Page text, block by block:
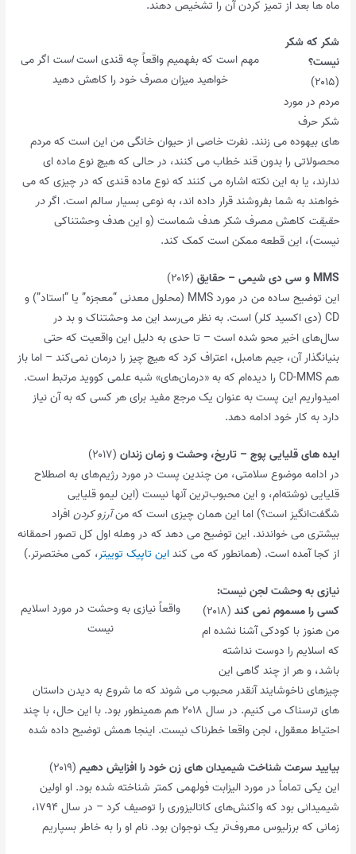
ماه ها بعد از تمیز کردن آن را تشخیص دهند.
مهم است که بفهمیم واقعاً چه قندی استاست اگر می
خواهید میزان مصرف خود را کاهش دهید
شکر که شکر
نیست؟
(۲۰۱۵)
مردم در مورد
شکر حرف
های بیهوده می زنند. نفرت خاصی از حیوان خانگی من این است که مردم
محصولاتی را بدون قند خطاب می کنند، در حالی که هیچ نوع ماده ای
ندارند، یا به این نکته اشاره می کنند که نوع ماده قندی که در چیزی که می
خواهند به شما بفروشند قرار داده اند، به نوعی بسیار سالم است. اگردر
حقیقت کاهش مصرف شکر هدف شماست (و این هدف وحشتناکی
نیست)، این قطعه ممکن است کمک کند.
MMS و سی دی شیمی – حقایق
(۲۰۱۶)
این توضیح ساده من در مورد MMS (محلول معدنی “معجزه” یا “استاد”) و
CD (دی اکسید کلر) است. به نظر می‌رسد این مد وحشتناک و بد در
سال‌های اخیر محو شده است – تا حدی به دلیل این واقعیت که حتی
بنیانگذار آن، جیم هامبل، اعتراف کرد که هیچ چیز را درمان نمی‌کند – اما باز
هم CD-MMS را دیده‌ام که به «درمان‌های» شبه علمی کووید مرتبط است.
امیدواریم این پست به عنوان یک مرجع مفید برای هر کسی که به آن نیاز
دارد به کار خود ادامه دهد.
ایده های قلیایی پوچ – تاریخ، وحشت و زمان زندان (۲۰۱۷)
در ادامه موضوع سلامتی، من چندین پست در مورد رژیم‌های به اصطلاح
قلیایی نوشته‌ام، و این محبوب‌ترین آنها نیست (این لیمو قلیایی
شگفت‌انگیز است؟) اما این همان چیزی است که منآرزو کردنافراد
بیشتری می خواندند. این توضیح می دهد که در وهله اول کل تصور احمقانه
از کجا آمده است. (همانطور که می کنداین تاپیک توییتر، کمی مختصرتر.)
واقعاً نیازی به وحشت در مورد اسلایم
نیست
نیازی به وحشت لجن نیست:
کسی را مسموم نمی کند (۲۰۱۸)
من هنوز با کودکی آشنا نشده ام
که اسلایم را دوست نداشته
باشد، و هر از چند گاهی این
چیزهای ناخوشایند آنقدر محبوب می شوند که ما شروع به دیدن داستان
های ترسناک می کنیم. در سال ۲۰۱۸ هم همینطور بود. با این حال، با چند
احتیاط معقول، لجن واقعا خطرناک نیست. اینجا همش توضیح داده شده
بیایید سرعت شناخت شیمیدان های زن خود را افزایش دهیم (۲۰۱۹)
این یکی تماماً در مورد الیزابت فولهمی کمتر شناخته شده بود. او اولین
شیمیدانی بود که واکنش‌های کاتالیزوری را توصیف کرد – در سال ۱۷۹۴،
زمانی که برزلیوس معروف‌تر یک نوجوان بود. نام او را به خاطر بسپاریم